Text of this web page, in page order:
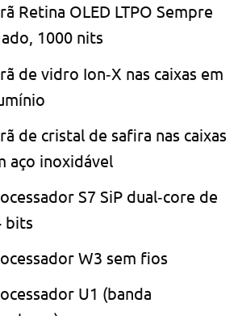
Retina OLED LTPO Sempre
1000 nits
de vidro Ion‑X nas caixas em
de cristal de safira nas caixas
aço inoxidável
S7 SiP dual‑core de
bits
W3 sem fios
U1 (banda